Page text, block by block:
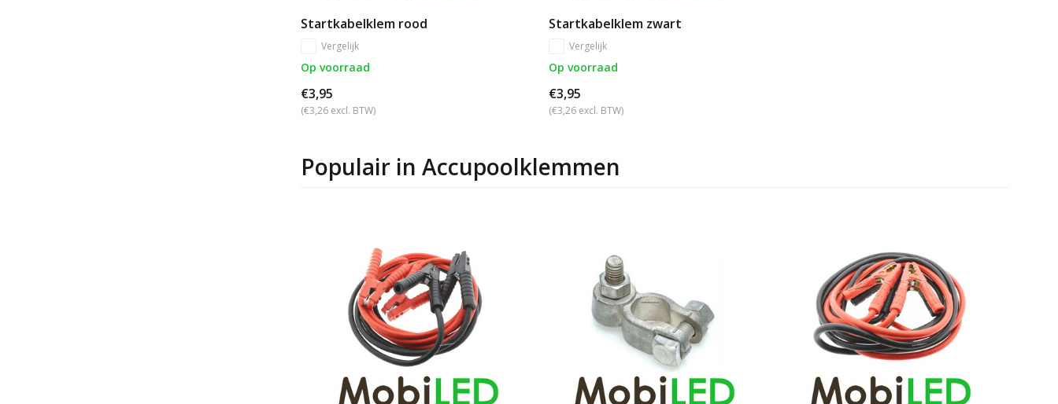
Startkabelklem rood
Vergelijk
Op voorraad
€3,95
(€3,26 excl. BTW)
Startkabelklem zwart
Vergelijk
Op voorraad
€3,95
(€3,26 excl. BTW)
Populair in Accupoolklemmen